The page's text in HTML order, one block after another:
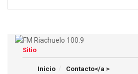
Sitio
Inicio Contacto</a >